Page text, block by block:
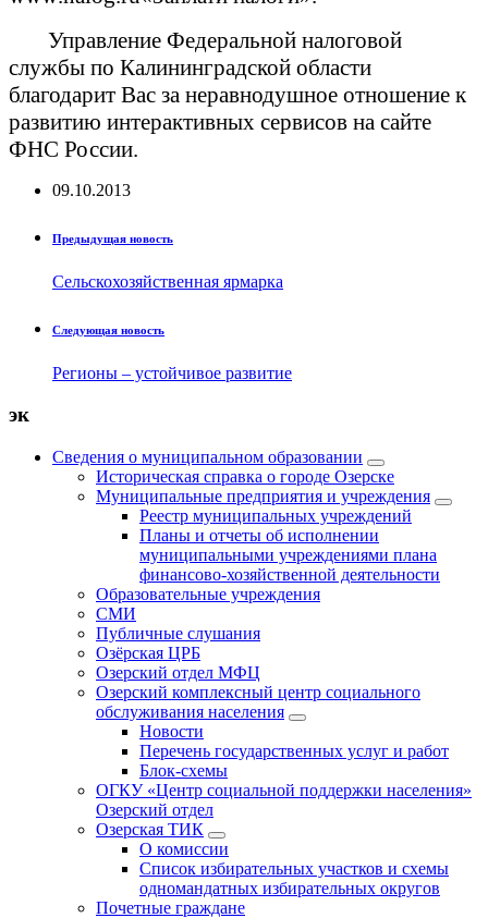
Управление Федеральной налоговой
службы по Калининградской области
благодарит Вас за неравнодушное отношение к
развитию интерактивных сервисов на сайте
ФНС России.
09.10.2013
Предыдущая новость
Сельскохозяйственная ярмарка
Следующая новость
Регионы – устойчивое развитие
эк
Сведения о муниципальном образовании
Историческая справка о городе Озерске
Муниципальные предприятия и учреждения
Реестр муниципальных учреждений
Планы и отчеты об исполнении
муниципальными учреждениями плана
финансово-хозяйственной деятельности
Образовательные учреждения
СМИ
Публичные слушания
Озёрская ЦРБ
Озерский отдел МФЦ
Озерский комплексный центр социального
обслуживания населения
Новости
Перечень государственных услуг и работ
Блок-схемы
ОГКУ «Центр социальной поддержки населения»
Озерский отдел
Озерская ТИК
О комиссии
Список избирательных участков и схемы
одномандатных избирательных округов
Почетные граждане